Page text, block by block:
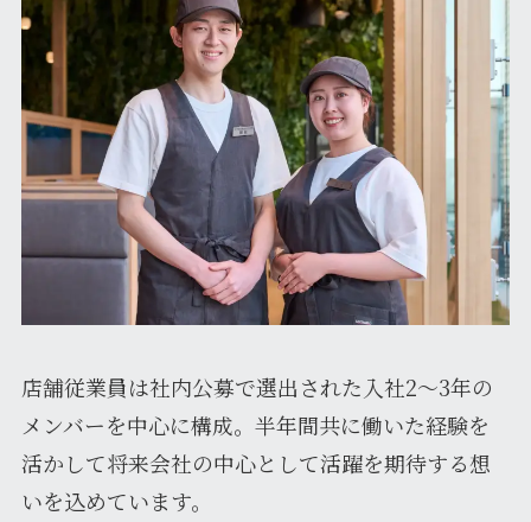
店舗従業員は社内公募で選出された入社2～3年の
メンバーを中心に構成。半年間共に働いた経験を
活かして将来会社の中心として活躍を期待する想
いを込めています。